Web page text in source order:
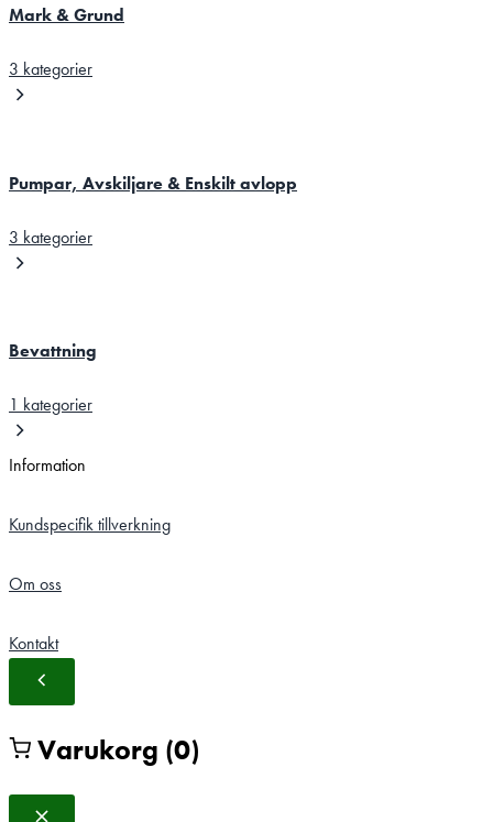
Mark & Grund
3 kategorier
Pumpar, Avskiljare & Enskilt avlopp
3 kategorier
Bevattning
1 kategorier
Information
Kundspecifik tillverkning
Om oss
Kontakt
Varukorg (0)